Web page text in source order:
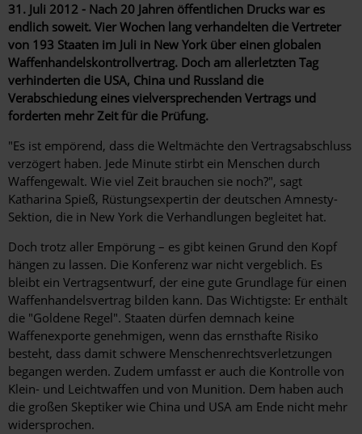
31. Juli 2012 - Nach 20 Jahren öffentlichen Drucks war es
endlich soweit. Vier Wochen lang verhandelten die Vertreter
von 193 Staaten im Juli in New York über einen globalen
Waffenhandelskontrollvertrag. Doch am allerletzten Tag
verhinderten die USA, China und Russland die
Verabschiedung eines vielversprechenden Vertrags und
forderten mehr Zeit für die Prüfung.
"Es ist empörend, dass die Weltmächte den Vertragsabschluss
verzögert haben. Jede Minute stirbt ein Menschen durch
Waffengewalt. Wie viel Zeit brauchen sie noch?", sagt
Katharina Spieß, Rüstungsexpertin der deutschen Amnesty-
Sektion, die in New York die Verhandlungen begleitet hat.
Doch trotz aller Empörung – es gibt keinen Grund den Kopf
hängen zu lassen. Die Konferenz war nicht vergeblich. Es
bleibt ein Vertragsentwurf, der eine gute Grundlage für einen
Waffenhandelsvertrag bilden kann. Das Wichtigste: Er enthält
die "Goldene Regel". Staaten dürfen demnach keine
Waffenexporte genehmigen, wenn das ernsthafte Risiko
besteht, dass damit schwere Menschenrechtsverletzungen
begangen werden. Zudem umfasst er auch die Kontrolle von
Klein- und Leichtwaffen und von Munition. Dem haben auch
die großen Skeptiker wie China und USA am Ende nicht mehr
widersprochen.